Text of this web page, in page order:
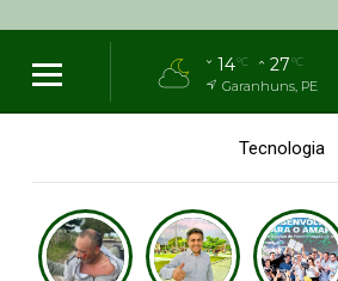
14°C 27°C
Garanhuns, PE
Tecnologia